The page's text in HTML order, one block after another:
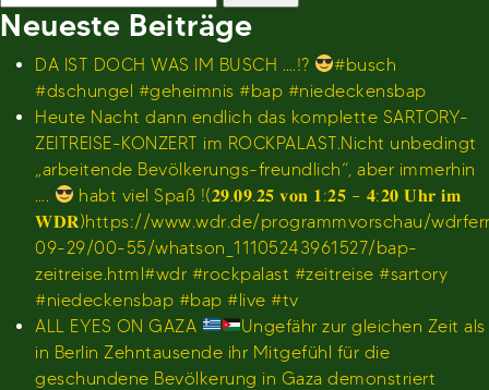
nach:
Neueste Beiträge
DA IST DOCH WAS IM BUSCH ….!?
#busch
#dschungel #geheimnis #bap #niedeckensbap
Heute Nacht dann endlich das komplette SARTORY-
ZEITREISE-KONZERT im ROCKPALAST.Nicht unbedingt
„arbeitende Bevölkerungs-freundlich“, aber immerhin
….
habt viel Spaß !(𝟐𝟗.𝟎𝟗.𝟐𝟓 𝐯𝐨𝐧 𝟏:𝟐𝟓 – 𝟒:𝟐𝟎 𝐔𝐡𝐫 𝐢𝐦
𝐖𝐃𝐑)https://www.wdr.de/programmvorschau/
09-29/00-55/whatson_11105243961527/bap-
zeitreise.html#wdr #rockpalast #zeitreise #sartory
#niedeckensbap #bap #live #tv
ALL EYES ON GAZA
Ungefähr zur gleichen Zeit als
in Berlin Zehntausende ihr Mitgefühl für die
geschundene Bevölkerung in Gaza demonstriert